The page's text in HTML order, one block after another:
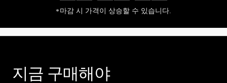
마감 시 가격이 상승할 수 있습니다.
지금 구매해야